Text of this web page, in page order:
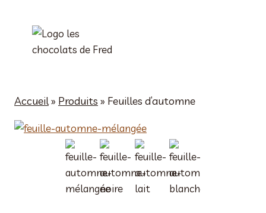
Accueil» Produits » Feuilles d’automne